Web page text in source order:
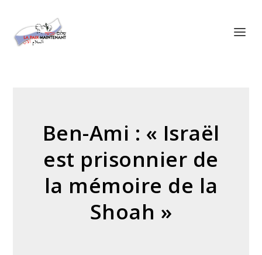
Ben-Ami : « Israël
est prisonnier de
la mémoire de la
Shoah »